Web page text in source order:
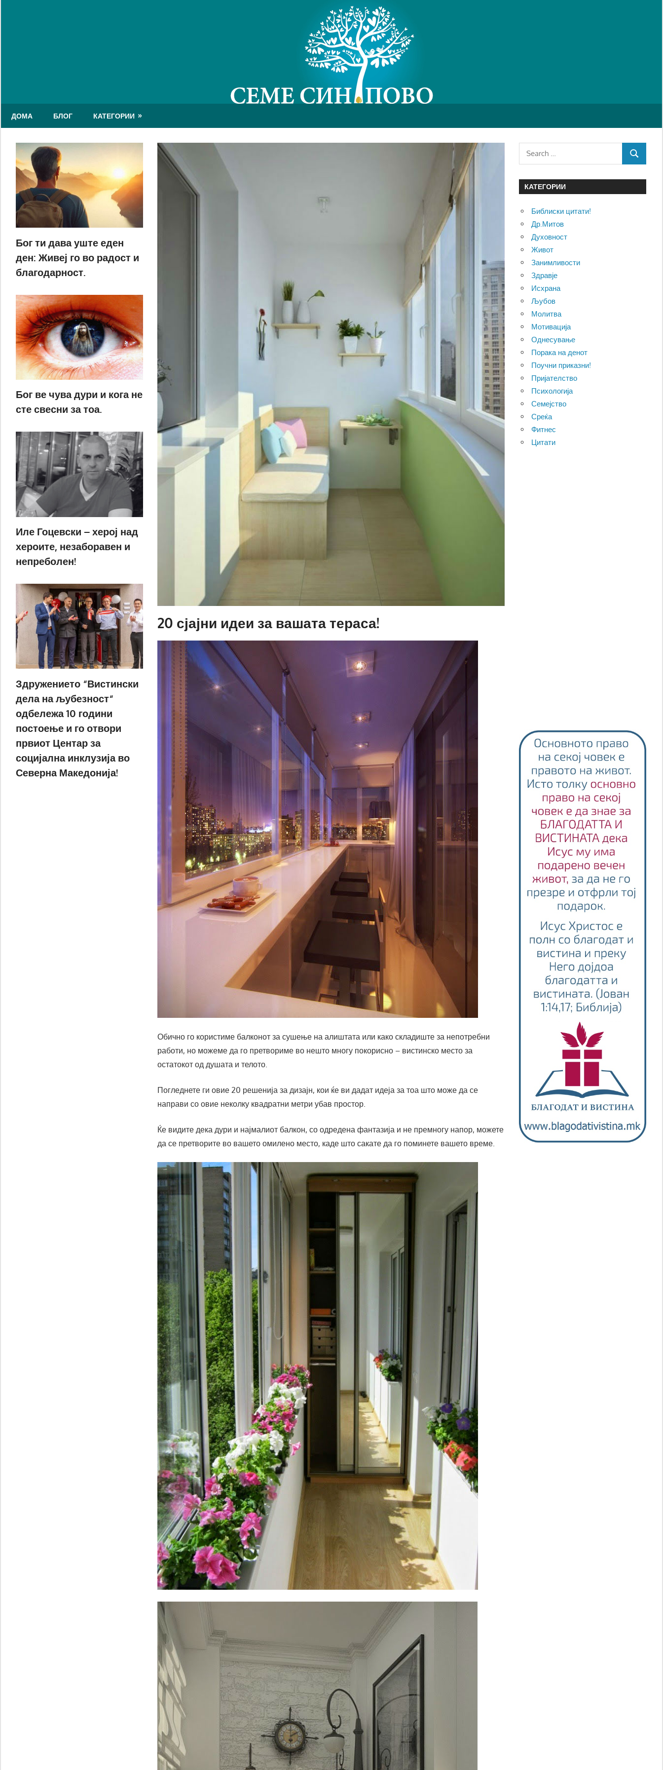
ДОМА БЛОГ КАТЕГОРИИ
20 сјајни идеи за вашата тераса!
Обично го користиме балконот за сушење на алиштата или како складиште за непотребни
работи, но можеме да го претвориме во нешто многу покорисно – вистинско место за
остатокот од душата и телото.
Погледнете ги овие 20 решенија за дизајн, кои ќе ви дадат идеја за тоа што може да се
направи со овие неколку квадратни метри убав простор.
Ќе видите дека дури и најмалиот балкон, со одредена фантазија и не премногу напор, можете
да се претворите во вашето омилено место, каде што сакате да го поминете вашето време.
Бог ти дава уште еден
ден: Живеј го во радост и
благодарност.
Бог ве чува дури и кога не
сте свесни за тоа.
Иле Гоцевски – херој над
хероите, незаборавен и
непреболен!
Здружението “Вистински
дела на љубезност“
одбележа 10 години
постоење и го отвори
првиот Центар за
социјална инклузија во
Северна Македонија!
Search
SEARCH
КАТЕГОРИИ
Библиски цитати!
Др.Митов
Духовност
Живот
Занимливости
Здравје
Исхрана
Љубов
Молитва
Мотивација
Однесување
Порака на денот
Поучни приказни!
Пријателство
Психологија
Семејство
Среќа
Фитнес
Цитати